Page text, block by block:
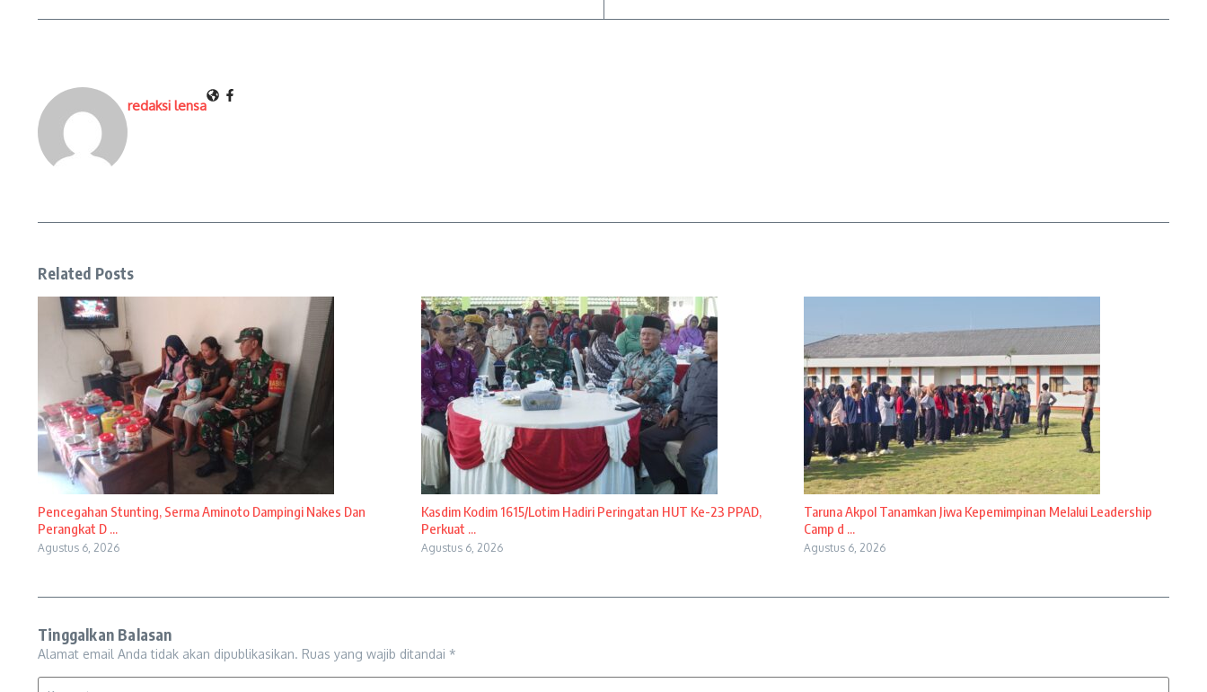
redaksi lensa
Related Posts
Pencegahan Stunting, Serma Aminoto Dampingi Nakes Dan
Perangkat D ...
Agustus 6, 2026
Kasdim Kodim 1615/Lotim Hadiri Peringatan HUT Ke-23 PPAD,
Perkuat ...
Agustus 6, 2026
Taruna Akpol Tanamkan Jiwa Kepemimpinan Melalui Leadership
Camp d ...
Agustus 6, 2026
Tinggalkan Balasan
Alamat email Anda tidak akan dipublikasikan. Ruas yang wajib ditandai *